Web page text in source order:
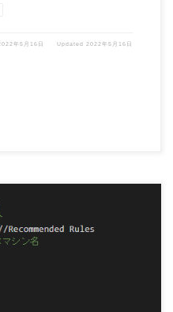
年5月16日 Updated2022年5月16日
テストツールであるParasoft Jtest